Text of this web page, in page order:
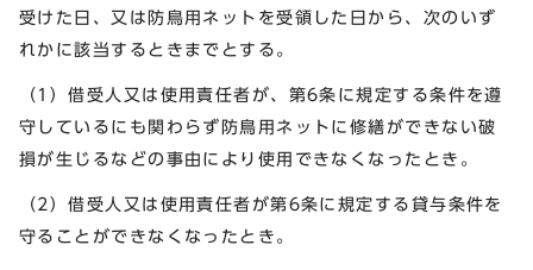
受けた日、又は防鳥用ネットを受領した日から、次のいず
れかに該当するときまでとする。
（1）借受人又は使用責任者が、第6条に規定する条件を遵
守しているにも関わらず防鳥用ネットに修繕ができない破
損が生じるなどの事由により使用できなくなったとき。
（2）借受人又は使用責任者が第6条に規定する貸与条件を
守ることができなくなったとき。